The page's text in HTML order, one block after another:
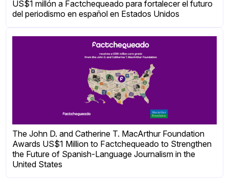
US$1 millón a Factchequeado para fortalecer el futuro
del periodismo en español en Estados Unidos
The John D. and Catherine T. MacArthur Foundation
Awards US$1 Million to Factchequeado to Strengthen
the Future of Spanish-Language Journalism in the
United States